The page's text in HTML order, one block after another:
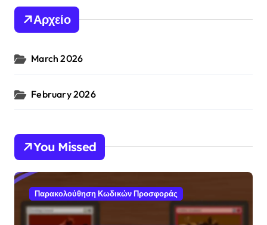
Αρχείο
March 2026
February 2026
You Missed
Παρακολούθηση Κωδικών Προσφοράς